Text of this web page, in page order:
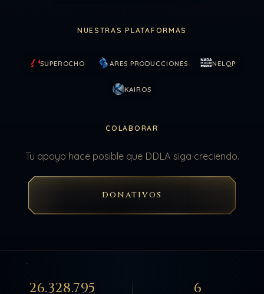
NUESTRAS PLATAFORMAS
SUPEROCHO ARES PRODUCCIONES NELQP
KAIROS
COLABORAR
Tu apoyo hace posible que DDLA siga creciendo.
DONATIVOS
26.328.795 6